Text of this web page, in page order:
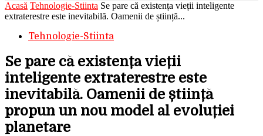
Acasă Tehnologie-Stiinta Se pare că existența vieții inteligente
extraterestre este inevitabilă. Oamenii de știință...
Tehnologie-Stiinta
Se pare că existența vieții
inteligente extraterestre este
inevitabilă. Oamenii de știință
propun un nou model al evoluției
planetare